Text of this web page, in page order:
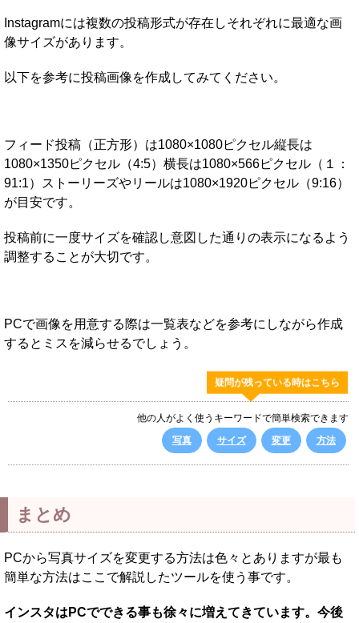
Instagramには複数の投稿形式が存在しそれぞれに最適な画
像サイズがあります。
以下を参考に投稿画像を作成してみてください。
フィード投稿（正方形）は1080×1080ピクセル縦長は
1080×1350ピクセル（4:5）横長は1080×566ピクセル（１：
91:1）ストーリーズやリールは1080×1920ピクセル（9:16）
が目安です。
投稿前に一度サイズを確認し意図した通りの表示になるよう
調整することが大切です。
PCで画像を用意する際は一覧表などを参考にしながら作成
するとミスを減らせるでしょう。
疑問が残っている時はこちら
他の人がよく使うキーワードで簡単検索できます
写真
サイズ 変更 方法
まとめ
PCから写真サイズを変更する方法は色々とありますが最も
簡単な方法はここで解説したツールを使う事です。
インスタはPCでできる事も徐々に増えてきています。今後